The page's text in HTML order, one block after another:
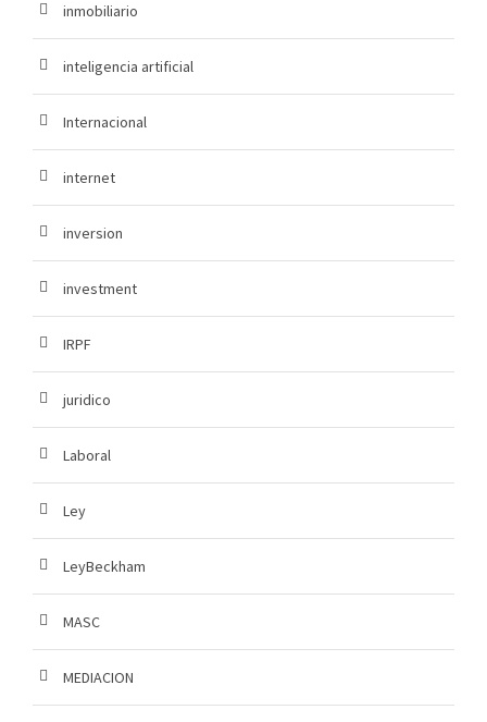
inmobiliario
inteligencia artificial
Internacional
internet
inversion
investment
IRPF
juridico
Laboral
Ley
LeyBeckham
MASC
MEDIACION